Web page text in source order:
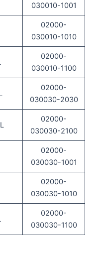
030010-1001
02000-
030010-1010
02000-
030010-1100
02000-
030030-2030
02000-
030030-2100
02000-
030030-1001
02000-
030030-1010
02000-
030030-1100